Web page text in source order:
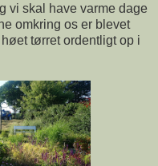
vi skal have varme dage
omkring os er blevet
tørret ordentligt op i